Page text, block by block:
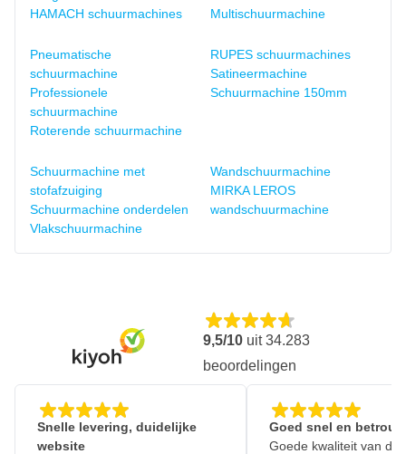
HAMACH schuurmachines
Multischuurmachine
Pneumatische
schuurmachine
Professionele
schuurmachine
Roterende schuurmachine
RUPES schuurmachines
Satineermachine
Schuurmachine 150mm
Schuurmachine met
stofafzuiging
Schuurmachine onderdelen
Vlakschuurmachine
Wandschuurmachine
MIRKA LEROS
wandschuurmachine
9,5/10 uit34.283
beoordelingen
Snelle levering, duidelijke
website
Goed snel en
Goede kwaliteit van de